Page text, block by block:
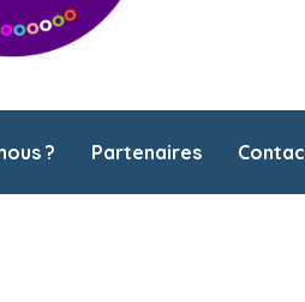
? Partenaires